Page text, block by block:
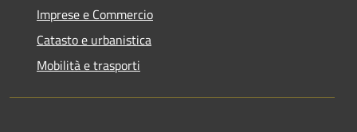
Imprese e Commercio
Catasto e urbanistica
Mobilità e trasporti